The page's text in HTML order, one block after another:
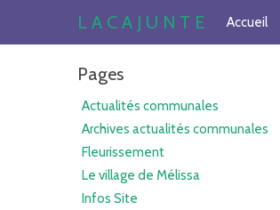
L A C A J U N T E Accueil
Pages
Actualités communales
Archives actualités communales
Fleurissement
Le village de Mélissa
Infos Site